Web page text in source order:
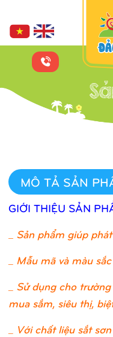
MÔ TẢ SẢN
GIỚI THIỆU SẢN
Sản phẩm giúp
_ Mẫu mã và màu
_ Sử dụng cho
mua sắm, siêu thị,
_ Với chất liệu sắt